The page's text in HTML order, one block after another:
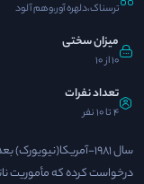
ترسناک،دلهره آور،وهم آلود
میزان سختی
10 از 10
تعداد نفرات
4 تا 10 نفر
سال ۱۹۸۱-
درخواست کرده که مأموریت